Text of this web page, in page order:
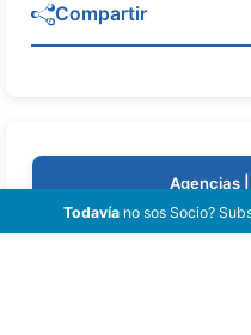
Compartir
Agencias
Todavíano sos Socio?